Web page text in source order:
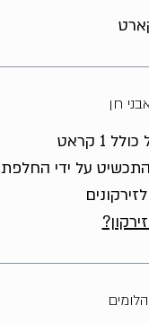
חן
קראט
על ידי החלפת